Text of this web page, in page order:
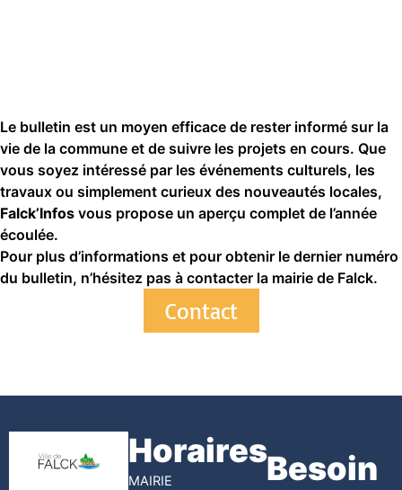
Le bulletin est un moyen efficace de rester informé sur la
vie de la commune et de suivre les projets en cours. Que
vous soyez intéressé par les événements culturels, les
travaux ou simplement curieux des nouveautés locales,
Falck’Infos vous propose un aperçu complet de l’année
écoulée.
Pour plus d’informations et pour obtenir le dernier numéro
du bulletin, n’hésitez pas à contacter la mairie de Falck.
Contact
Horaires
MAIRIE Besoin